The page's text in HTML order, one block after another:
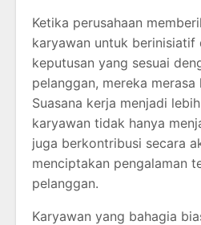
Ketika perusahaan
karyawan untuk berinisiatif
keputusan yang sesuai
pelanggan, mereka
Suasana kerja menjadi
karyawan tidak hanya
juga berkontribusi secara
menciptakan pengalaman
pelanggan.
Karyawan yang bahagia